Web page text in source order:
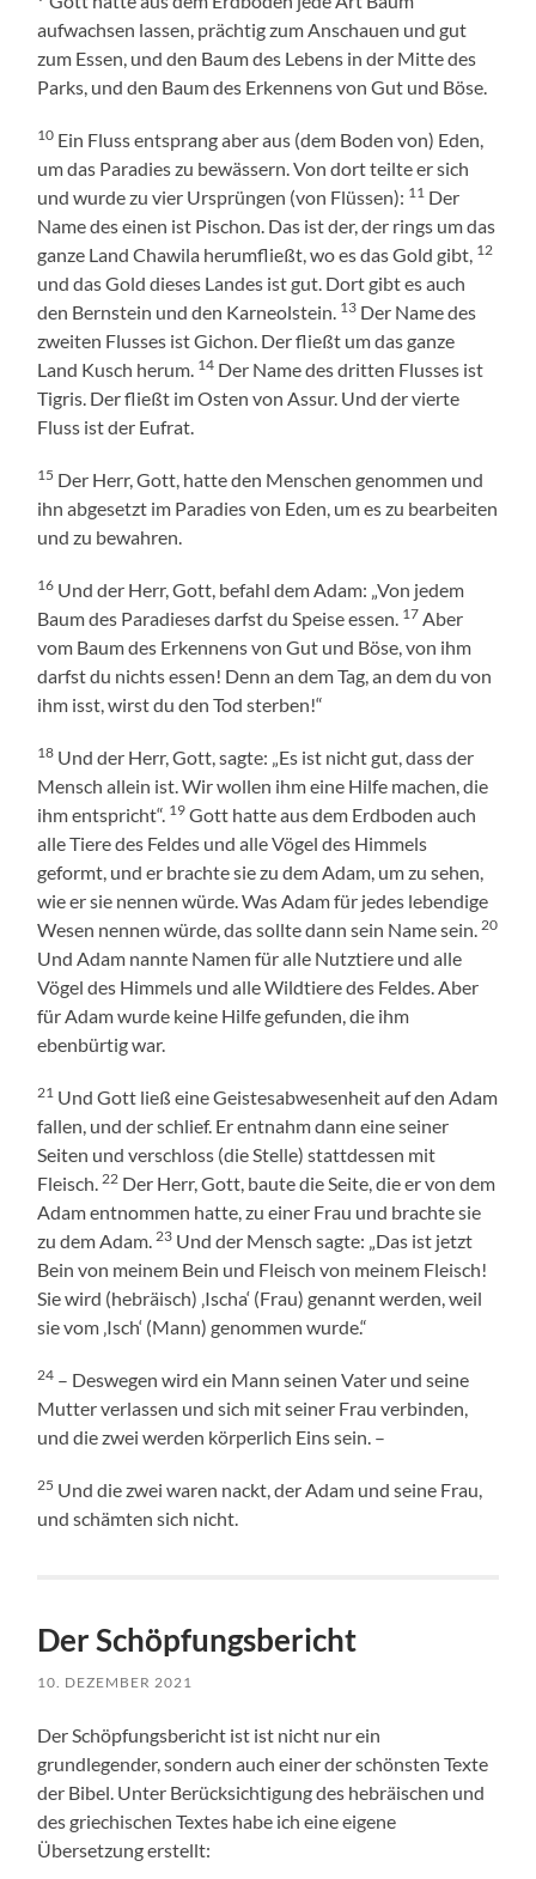
aufwachsen lassen, prächtig zum Anschauen und gut
zum Essen, und den Baum des Lebens in der Mitte des
Parks, und den Baum des Erkennens von Gut und Böse.
10 Ein Fluss entsprang aber aus (dem Boden von) Eden,
um das Paradies zu bewässern. Von dort teilte er sich
und wurde zu vier Ursprüngen (von Flüssen): 11 Der
Name des einen ist Pischon. Das ist der, der rings um das
ganze Land Chawila herumfließt, wo es das Gold gibt, 12
und das Gold dieses Landes ist gut. Dort gibt es auch
den Bernstein und den Karneolstein. 13 Der Name des
zweiten Flusses ist Gichon. Der fließt um das ganze
Land Kusch herum. 14 Der Name des dritten Flusses ist
Tigris. Der fließt im Osten von Assur. Und der vierte
Fluss ist der Eufrat.
15 Der Herr, Gott, hatte den Menschen genommen und
ihn abgesetzt im Paradies von Eden, um es zu bearbeiten
und zu bewahren.
16 Und der Herr, Gott, befahl dem Adam: „Von jedem
Baum des Paradieses darfst du Speise essen. 17 Aber
vom Baum des Erkennens von Gut und Böse, von ihm
darfst du nichts essen! Denn an dem Tag, an dem du von
ihm isst, wirst du den Tod sterben!“
18 Und der Herr, Gott, sagte: „Es ist nicht gut, dass der
Mensch allein ist. Wir wollen ihm eine Hilfe machen, die
ihm entspricht“. 19 Gott hatte aus dem Erdboden auch
alle Tiere des Feldes und alle Vögel des Himmels
geformt, und er brachte sie zu dem Adam, um zu sehen,
wie er sie nennen würde. Was Adam für jedes lebendige
Wesen nennen würde, das sollte dann sein Name sein.20
Und Adam nannte Namen für alle Nutztiere und alle
Vögel des Himmels und alle Wildtiere des Feldes. Aber
für Adam wurde keine Hilfe gefunden, die ihm
ebenbürtig war.
21 Und Gott ließ eine Geistesabwesenheit auf den Adam
fallen, und der schlief. Er entnahm dann eine seiner
Seiten und verschloss (die Stelle) stattdessen mit
Fleisch.22 Der Herr, Gott, baute die Seite, die er von dem
Adam entnommen hatte, zu einer Frau und brachte sie
zu dem Adam.23 Und der Mensch sagte: „Das ist jetzt
Bein von meinem Bein und Fleisch von meinem Fleisch!
Sie wird (hebräisch) ‚Ischa‘ (Frau) genannt werden, weil
sie vom ‚Isch‘ (Mann) genommen wurde.“
24 – Deswegen wird ein Mann seinen Vater und seine
Mutter verlassen und sich mit seiner Frau verbinden,
und die zwei werden körperlich Eins sein. –
25 Und die zwei waren nackt, der Adam und seine Frau,
und schämten sich nicht.
Der Schöpfungsbericht
10. DEZEMBER 2021
Der Schöpfungsbericht ist ist nicht nur ein
grundlegender, sondern auch einer der schönsten Texte
der Bibel. Unter Berücksichtigung des hebräischen und
des griechischen Textes habe ich eine eigene
Übersetzung erstellt: